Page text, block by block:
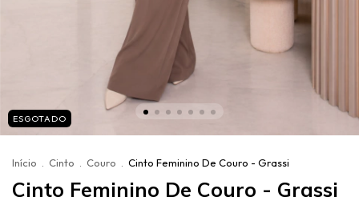
ESGOTADO
Início . Cinto . Couro . Cinto Feminino De Couro - Grassi
Cinto Feminino De Couro - Grassi